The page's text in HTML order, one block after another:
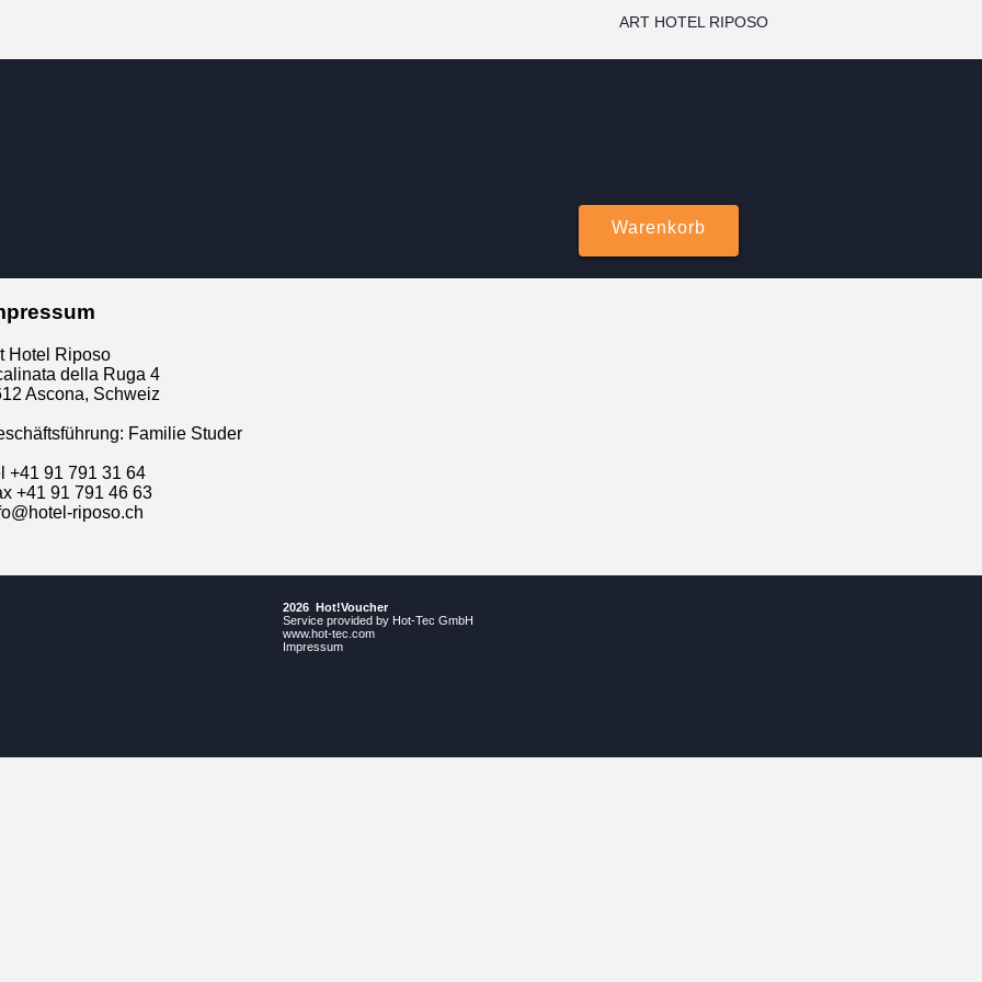
ART HOTEL RIPOSO
Warenkorb
Hotel Riposo
della Ruga 4
Ascona, Schweiz
Familie Studer
+41 91 791 31 64
+41 91 791 46 63
riposo.ch
2026 Hot!Voucher
Service provided by Hot-Tec GmbH
www.hot-tec.com
Impressum